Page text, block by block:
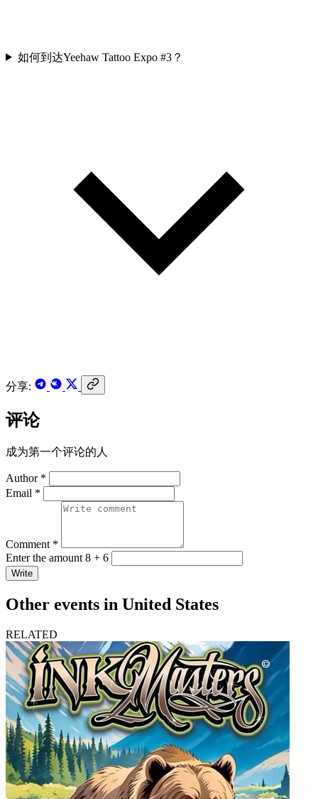
如何到达Yeehaw Tattoo Expo #3？
分享:
评论
成为第一个评论的人
Author *
Email *
Comment *
Enter the amount 8 + 6
Write
Other events in United States
RELATED